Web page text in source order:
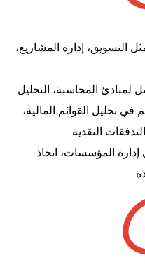
التسويق، إدارة المشاريع،
المحاسبة، التحليل
في تحليل القوائم المالية،
النقدية
إدارة المؤسسات، اتخاذ